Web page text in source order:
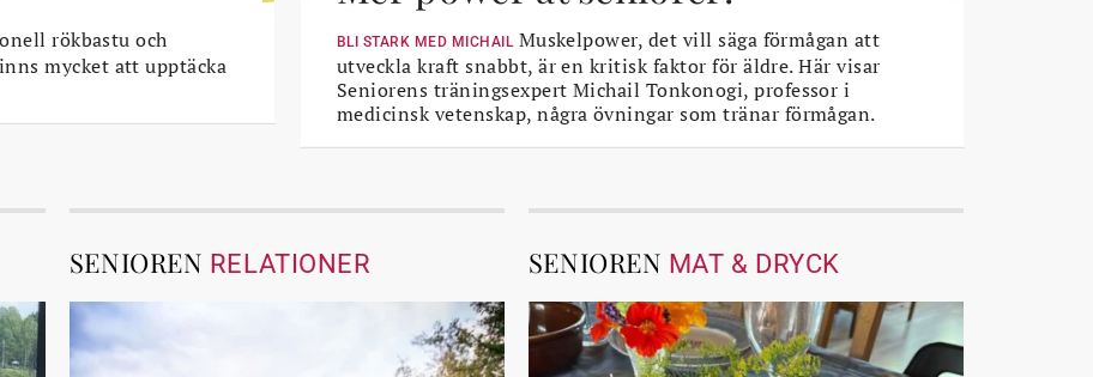
rökbastu och
mycket att upptäcka
BLI STARK MED MICHAILMuskelpower, det vill säga förmågan att
utveckla kraft snabbt, är en kritisk faktor för äldre. Här visar
Seniorens träningsexpert Michail Tonkonogi, professor i
medicinsk vetenskap, några övningar som tränar förmågan.
SENIOREN RELATIONER SENIOREN MAT & DRYCK